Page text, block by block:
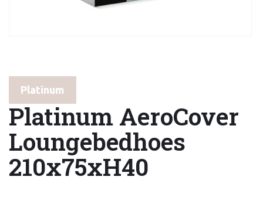
Platinum
Platinum AeroCover
Loungebedhoes
210x75xH40